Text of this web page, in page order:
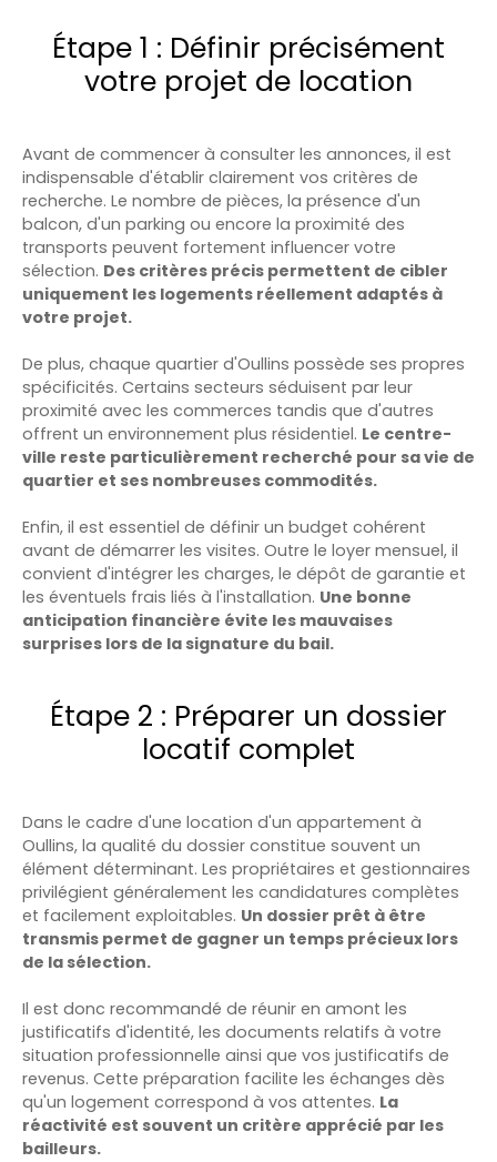
Étape 1 : Définir précisément
votre projet de location
Avant de commencer à consulter les annonces, il est
indispensable d'établir clairement vos critères de
recherche. Le nombre de pièces, la présence d'un
balcon, d'un parking ou encore la proximité des
transports peuvent fortement influencer votre
sélection. Des critères précis permettent de cibler
uniquement les logements réellement adaptés à
votre projet.
De plus, chaque quartier d'Oullins possède ses propres
spécificités. Certains secteurs séduisent par leur
proximité avec les commerces tandis que d'autres
offrent un environnement plus résidentiel. Le centre-
ville reste particulièrement recherché pour sa vie de
quartier et ses nombreuses commodités.
Enfin, il est essentiel de définir un budget cohérent
avant de démarrer les visites. Outre le loyer mensuel, il
convient d'intégrer les charges, le dépôt de garantie et
les éventuels frais liés à l'installation. Une bonne
anticipation financière évite les mauvaises
surprises lors de la signature du bail.
Étape 2 : Préparer un dossier
locatif complet
Dans le cadre d'une location d'un appartement à
Oullins, la qualité du dossier constitue souvent un
élément déterminant. Les propriétaires et gestionnaires
privilégient généralement les candidatures complètes
et facilement exploitables. Un dossier prêt à être
transmis permet de gagner un temps précieux lors
de la sélection.
Il est donc recommandé de réunir en amont les
justificatifs d'identité, les documents relatifs à votre
situation professionnelle ainsi que vos justificatifs de
revenus. Cette préparation facilite les échanges dès
qu'un logement correspond à vos attentes. La
réactivité est souvent un critère apprécié par les
bailleurs.